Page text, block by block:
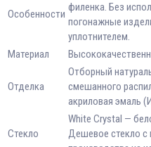
Особенности
филенка. Без
погонажные
уплотнителем.
Материал
Отделка
Отборный
смешанного
акриловая эмаль
Стекло
White Сrystal —
Дешевое стекло с